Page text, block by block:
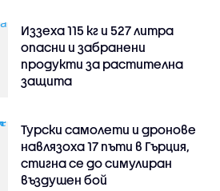
Иззеха 115 кг и 527 литра
опасни и забранени
продукти за растителна
защита
Турски самолети и дронове
навлязоха 17 пъти в Гърция,
стигна се до симулиран
въздушен бой